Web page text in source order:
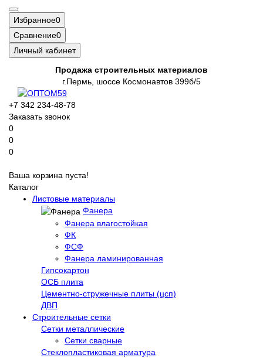
Избранное0
Сравнение0
Личный кабинет
Продажа строительных материалов
г.Пермь, шоссе Космонавтов 399б/5
+7 342 234-48-78
Заказать звонок
0
0
0
Ваша корзина пуста!
Каталог
Листовые материалы
Фанера
Фанера влагостойкая
ФК
ФСФ
Фанера ламинированная
Гипсокартон
ОСБ плита
Цементно-стружечные плиты (цсп)
ДВП
Строительные сетки
Сетки металлические
Сетки сварные
Стеклопластиковая арматура